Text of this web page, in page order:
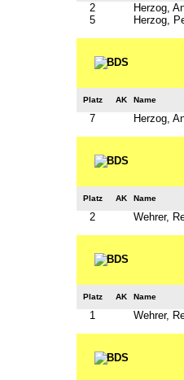
2
Herzog,
5
Herzog,
Platz AK Name
7 Herzog,
Platz AK Name
2 Wehrer,
Platz AK Name
1 Wehrer,